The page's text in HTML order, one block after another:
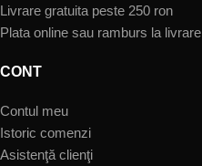
Livrare gratuita peste 250 ron
Plata online sau ramburs la livrare
CONT
Contul meu
Istoric comenzi
Asistenţă clienţi